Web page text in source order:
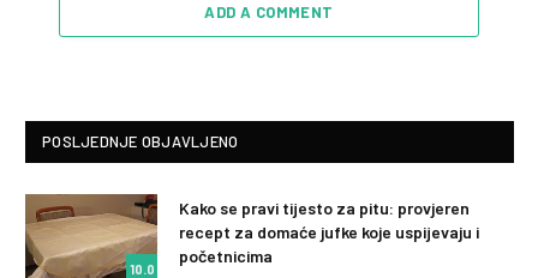
ADD A COMMENT
POSLJEDNJE OBJAVLJENO
10.0
Kako se pravi tijesto za pitu: provjeren
recept za domaće jufke koje uspijevaju i
početnicima